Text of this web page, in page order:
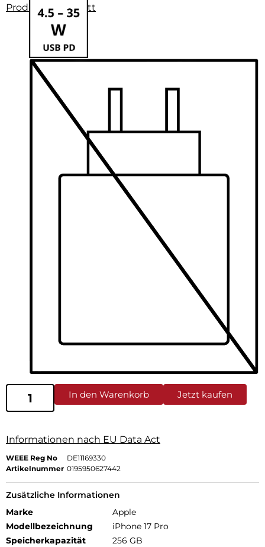
Produktdatenblatt
In den Warenkorb Jetzt kaufen
Informationen nach EU Data Act
WEEE Reg No
DE11169330
Artikelnummer 0195950627442
Zusätzliche Informationen
Marke
Apple
Modellbezeichnung
iPhone 17 Pro
Speicherkapazität
256 GB